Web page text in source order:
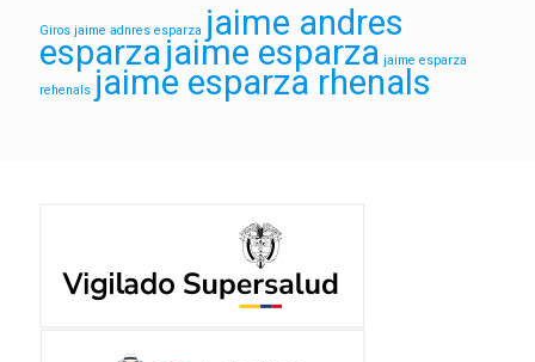
Giros jaime adnres esparza jaime andres
esparzajaime esparza jaime esparza
rehenals jaime esparza rhenals